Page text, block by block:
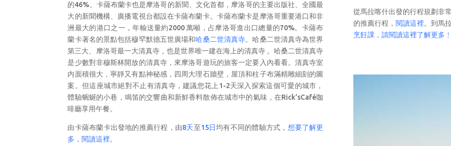
的46%。卡薩布蘭卡也是摩洛哥的新聞、文化首都，摩洛哥的主要出版社、全國最
大的新聞機構、廣播電視台都設在卡薩布蘭卡。卡薩布蘭卡是摩洛哥重要港口和非
洲最大的港口之一，年輸送量約2000 萬噸，占摩洛哥進出口總量的70%。卡薩布
蘭卡著名的景點包括穆罕默德五世廣場和哈桑二世清真寺。哈桑二世清真寺為世界
第三大、摩洛哥最一大清真寺，也是世界唯一建在海上的清真寺 。哈桑二世清真寺
是少數對非穆斯林開放的清真寺，來摩洛哥遊玩的旅客一定要入內看看。清真寺室
内面積很大，寧靜又有點神秘感，四周大理石牆壁，屋頂和柱子布滿精雕細刻的圖
案。但這座城市絕對不止有清真寺，建議您花上1-2天深入探索這個可愛的城市，
體驗蜿蜒的小巷，鳴笛的交響曲和新鮮香料散佈在城市中的氣味，在Rick’sCafé咖
啡廳享用午餐。
由卡薩布蘭卡出發地的推薦行程，由8天至15日均有不同的體驗方式， 想要了解更
多，閱讀這裡。
從馬拉喀什出發的行程規劃非
的推薦行程， 閱讀這裡。到馬
烹飪課，請閱讀這裡了解更多